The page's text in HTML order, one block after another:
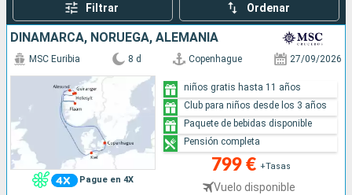
Filtrar Ordenar
DINAMARCA, NORUEGA, ALEMANIA
Pague en 4X
MSC Euribia 8 d Copenhague 27/09/2026
799 € +Tasas
Vuelo disponible
niños gratis hasta 11 años
Club para niños desde los 3 años
Paquete de bebidas disponible
Pensión completa